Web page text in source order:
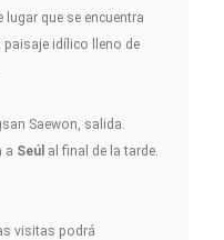
que se encuentra
paisaje idílico lleno de
Saewon, salida.
a Seúl al final de la tarde.
visitas podrá